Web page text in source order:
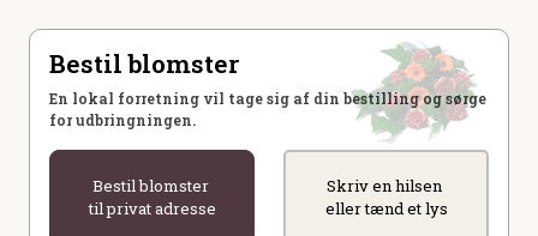
Bestil blomster
En lokal forretning vil tage sig af din bestilling og sørge
for udbringningen.
Bestil blomster
til privat adresse
Skriv en hilsen
eller tænd et lys